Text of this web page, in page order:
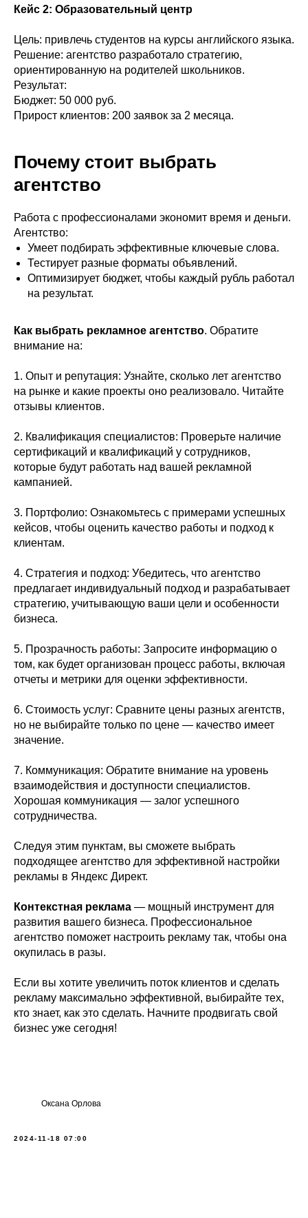
Кейс 2: Образовательный центр
Цель: привлечь студентов на курсы английского языка.
Решение: агентство разработало стратегию,
ориентированную на родителей школьников.
Результат:
Бюджет: 50 000 руб.
Прирост клиентов: 200 заявок за 2 месяца.
Почему стоит выбрать
агентство
Работа с профессионалами экономит время и деньги.
Агентство:
Умеет подбирать эффективные ключевые слова.
Тестирует разные форматы объявлений.
Оптимизирует бюджет, чтобы каждый рубль работал
на результат.
Как выбрать рекламное агентство. Обратите
внимание на:
1. Опыт и репутация: Узнайте, сколько лет агентство
на рынке и какие проекты оно реализовало. Читайте
отзывы клиентов.
2. Квалификация специалистов: Проверьте наличие
сертификаций и квалификаций у сотрудников,
которые будут работать над вашей рекламной
кампанией.
3. Портфолио: Ознакомьтесь с примерами успешных
кейсов, чтобы оценить качество работы и подход к
клиентам.
4. Стратегия и подход: Убедитесь, что агентство
предлагает индивидуальный подход и разрабатывает
стратегию, учитывающую ваши цели и особенности
бизнеса.
5. Прозрачность работы: Запросите информацию о
том, как будет организован процесс работы, включая
отчеты и метрики для оценки эффективности.
6. Стоимость услуг: Сравните цены разных агентств,
но не выбирайте только по цене — качество имеет
значение.
7. Коммуникация: Обратите внимание на уровень
взаимодействия и доступности специалистов.
Хорошая коммуникация — залог успешного
сотрудничества.
Следуя этим пунктам, вы сможете выбрать
подходящее агентство для эффективной настройки
рекламы в Яндекс Директ.
Контекстная реклама — мощный инструмент для
развития вашего бизнеса. Профессиональное
агентство поможет настроить рекламу так, чтобы она
окупилась в разы.
Если вы хотите увеличить поток клиентов и сделать
рекламу максимально эффективной, выбирайте тех,
кто знает, как это сделать. Начните продвигать свой
бизнес уже сегодня!
Оксана Орлова
2024-11-18 07:00